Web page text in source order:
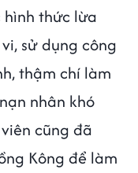
thức lừa
sử dụng công
thậm chí làm
nhân khó
cũng đã
Kông để làm